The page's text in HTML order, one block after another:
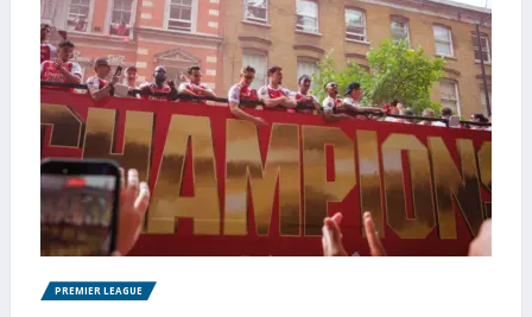
PREMIER LEAGUE